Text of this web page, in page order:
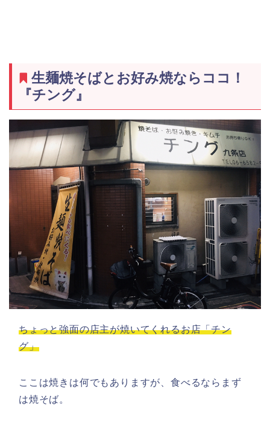
生麺焼そばとお好み焼ならココ！
『チング』
ちょっと強面の店主が焼いてくれるお店「チン
グ」
ここは焼きは何でもありますが、食べるならまず
は焼そば。